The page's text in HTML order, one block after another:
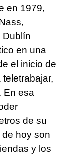
en 1979,
Dublín
en una
el inicio de
En esa
de su
hoy son
y los